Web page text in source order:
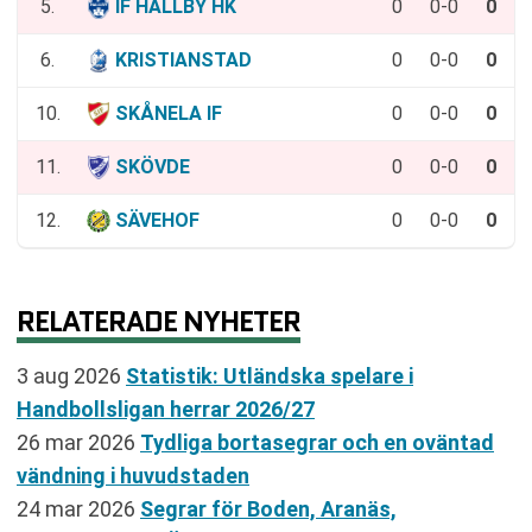
5. IF HALLBY HK 0 0-0 0
6. KRISTIANSTAD 0 0-0 0
10. SKÅNELA IF 0 0-0 0
11. SKÖVDE 0 0-0 0
12. SÄVEHOF 0 0-0 0
RELATERADE NYHETER
3 aug 2026 Statistik: Utländska spelare i
Handbollsligan herrar 2026/27
26 mar 2026 Tydliga bortasegrar och en oväntad
vändning i huvudstaden
24 mar 2026 Segrar för Boden, Aranäs,